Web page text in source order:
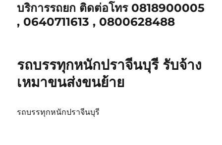
บริการรถยก ติดต่อโทร 0818900005
, 0640711613 , 0800628488
รถบรรทุกหนักปราจีนบุรี รับจ้าง
เหมาขนส่งขนย้าย
รถบรรทุกหนักปราจีนบุรี